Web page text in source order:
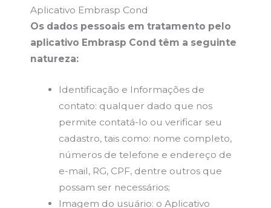
Aplicativo Embrasp Cond
Os dados pessoais em tratamento pelo
aplicativo Embrasp Cond têm a seguinte
natureza:
Identificação e Informações de
contato: qualquer dado que nos
permite contatá-lo ou verificar seu
cadastro, tais como: nome completo,
números de telefone e endereço de
e-mail, RG, CPF, dentre outros que
possam ser necessários;
Imagem do usuário: o Aplicativo